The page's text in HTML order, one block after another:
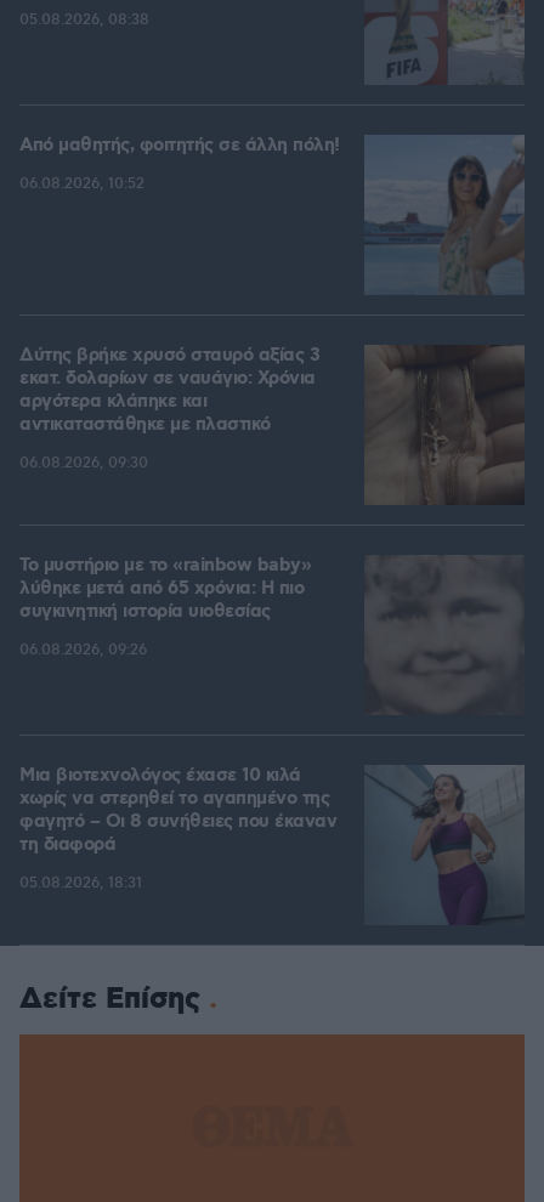
05.08.2026, 08:38
Από μαθητής, φοιτητής σε άλλη πόλη!
06.08.2026, 10:52
Δύτης βρήκε χρυσό σταυρό αξίας 3
εκατ. δολαρίων σε ναυάγιο: Χρόνια
αργότερα κλάπηκε και
αντικαταστάθηκε με πλαστικό
06.08.2026, 09:30
Το μυστήριο με το «rainbow baby»
λύθηκε μετά από 65 χρόνια: Η πιο
συγκινητική ιστορία υιοθεσίας
06.08.2026, 09:26
Μια βιοτεχνολόγος έχασε 10 κιλά
χωρίς να στερηθεί το αγαπημένο της
φαγητό – Οι 8 συνήθειες που έκαναν
τη διαφορά
05.08.2026, 18:31
Δείτε Επίσης